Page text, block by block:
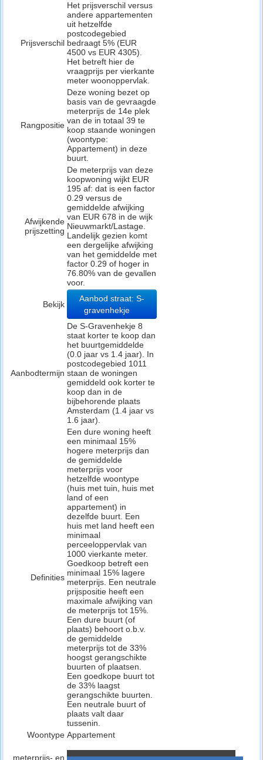
Prijsverschil
Het prijsverschil versus
andere appartementen
uit hetzelfde
postcodegebied
bedraagt 5% (EUR
4500 vs EUR 4305).
Het betreft hier de
vraagprijs per vierkante
meter woonoppervlak.
Rangpositie
Deze woning bezet op
basis van de gevraagde
meterprijs de 14e plek
van de in totaal 39 te
koop staande woningen
(woontype:
Appartement) in deze
buurt.
Afwijkende
prijszetting
De meterprijs van deze
koopwoning wijkt EUR
195 af: dat is een factor
0.29 versus de
gemiddelde afwijking
van EUR 678 in de wijk
Nieuwmarkt/Lastage.
Landelijk gezien komt
een dergelijke afwijking
van het gemiddelde met
factor 0.29 of hoger in
76.80% van de gevallen
voor.
Bekijk
Aanbod straat: S-
gravenhekje
Aanbodtermijn
De S-Gravenhekje 8
staat korter te koop dan
het buurtgemiddelde
(0.0 jaar vs 1.4 jaar). In
postcodegebied 1011
staan de woningen
gemiddeld ook korter te
koop dan in de
bijbehorende plaats
Amsterdam (1.4 jaar vs
1.6 jaar).
Definities
Een dure woning heeft
een minimaal 15%
hogere meterprijs dan
de gemiddelde
meterprijs voor
hetzelfde woontype
(huis met tuin, huis met
land of een
appartement) in
dezelfde buurt. Een
huis met land heeft een
minimaal
perceeloppervlak van
1000 vierkante meter.
Goedkoop betreft een
minimaal 15% lagere
meterprijs. Een neutrale
prijspositie heeft een
maximale afwijking van
de meterprijs tot 15%.
Een dure buurt (of
plaats) behoort o.b.v.
de gemiddelde
meterprijs tot de 33%
hoogst gerangschikte
buurten of plaatsen.
Een goedkope buurt tot
de 33% laagst
gerangschikte buurten.
Een neutrale buurt of
plaats valt daar
tussenin.
Woontype Appartement
meterprijs- en